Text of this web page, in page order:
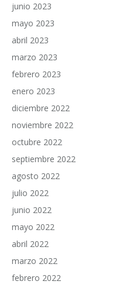
junio 2023
mayo 2023
abril 2023
marzo 2023
febrero 2023
enero 2023
diciembre 2022
noviembre 2022
octubre 2022
septiembre 2022
agosto 2022
julio 2022
junio 2022
mayo 2022
abril 2022
marzo 2022
febrero 2022